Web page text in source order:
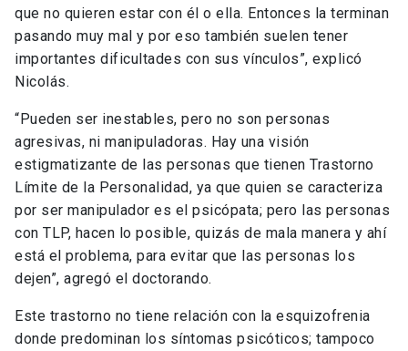
que no quieren estar con él o ella. Entonces la terminan
pasando muy mal y por eso también suelen tener
importantes dificultades con sus vínculos”, explicó
Nicolás.
“Pueden ser inestables, pero no son personas
agresivas, ni manipuladoras. Hay una visión
estigmatizante de las personas que tienen Trastorno
Límite de la Personalidad, ya que quien se caracteriza
por ser manipulador es el psicópata; pero las personas
con TLP, hacen lo posible, quizás de mala manera y ahí
está el problema, para evitar que las personas los
dejen”, agregó el doctorando.
Este trastorno no tiene relación con la esquizofrenia
donde predominan los síntomas psicóticos; tampoco